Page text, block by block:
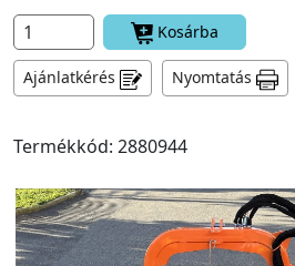
Kosárba
Ajánlatkérés Nyomtatás
Termékkód: 2880944